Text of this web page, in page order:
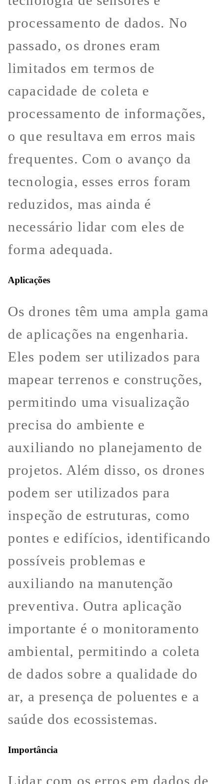
processamento de dados. No
passado, os drones eram
limitados em termos de
capacidade de coleta e
processamento de informações,
o que resultava em erros mais
frequentes. Com o avanço da
tecnologia, esses erros foram
reduzidos, mas ainda é
necessário lidar com eles de
forma adequada.
Aplicações
Os drones têm uma ampla gama
de aplicações na engenharia.
Eles podem ser utilizados para
mapear terrenos e construções,
permitindo uma visualização
precisa do ambiente e
auxiliando no planejamento de
projetos. Além disso, os drones
podem ser utilizados para
inspeção de estruturas, como
pontes e edifícios, identificando
possíveis problemas e
auxiliando na manutenção
preventiva. Outra aplicação
importante é o monitoramento
ambiental, permitindo a coleta
de dados sobre a qualidade do
ar, a presença de poluentes e a
saúde dos ecossistemas.
Importância
Lidar com os erros em dados de